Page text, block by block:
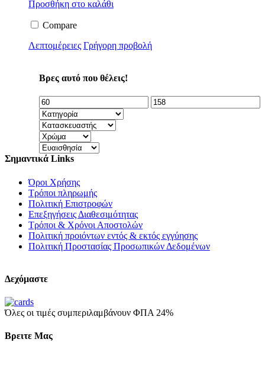
Προσθήκη στο καλάθι
Compare
Λεπτομέρειες Γρήγορη προβολή
Βρες αυτό που θέλεις!
Σημαντικά Links
Όροι Χρήσης
Τρόποι πληρωμής
Πολιτική Επιστροφών
Επεξηγήσεις Διαθεσιμότητας
Τρόποι & Χρόνοι Αποστολών
Πολιτική προιόντων εντός & εκτός εγγύησης
Πολιτική Προστασίας Προσωπικών Δεδομένων
Δεχόμαστε
Όλες οι τιμές συμπεριλαμβάνουν ΦΠΑ 24%
Βρειτε Μας